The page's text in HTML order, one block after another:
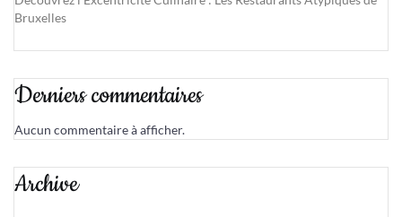
Bruxelles
Derniers commentaires
Aucun commentaire à afficher.
Archive